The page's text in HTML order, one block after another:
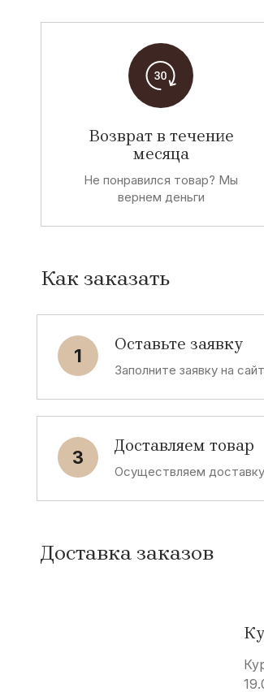
Возврат в течение
месяца
Не понравился товар? Мы
вернем деньги
Как заказать
1
Оставьте заявку
Заполните заявку на
3
Доставляем товар
Осуществляем
Доставка заказов